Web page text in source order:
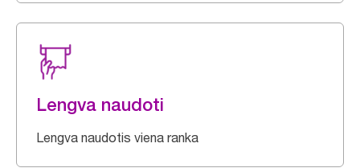
Lengva naudoti
Lengva naudotis viena ranka